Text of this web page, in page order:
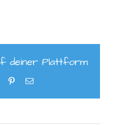
deiner Plattform
WhatsApp
Pinterest
E-